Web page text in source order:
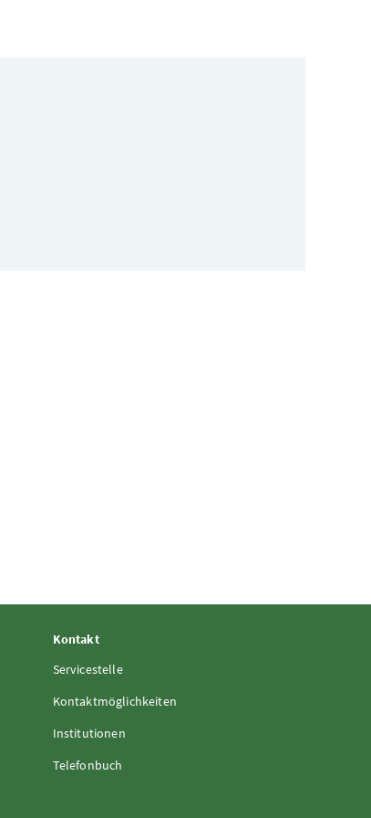
Kontakt
Servicestelle
Kontaktmöglichkeiten
Institutionen
Telefonbuch